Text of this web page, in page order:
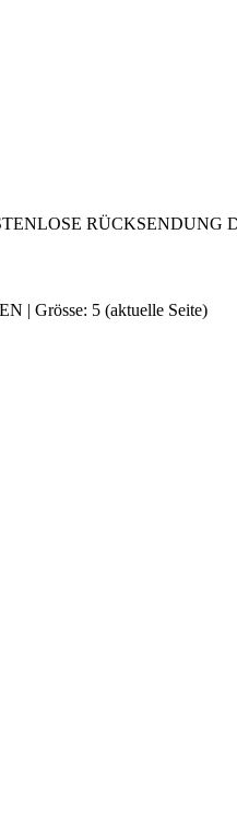
| Grösse: 5 (aktuelle Seite)